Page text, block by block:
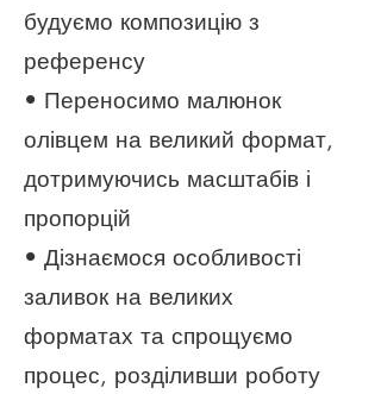
будуємо композицію з
референсу
• Переносимо малюнок
олівцем на великий формат,
дотримуючись масштабів і
пропорцій
• Дізнаємося особливості
заливок на великих
форматах та спрощуємо
процес, розділивши роботу